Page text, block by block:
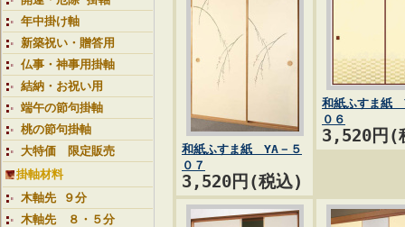
年中掛け軸
新築祝い・贈答用
仏事・神事用掛軸
結納・お祝い用
端午の節句掛軸
桃の節句掛軸
大特価 限定販売
掛軸材料
木軸先 ９分
木軸先 ８・５分
和紙ふすま紙 YA－５
０７
3,520円(税込)
和紙ふすま紙
０６
3,520円(